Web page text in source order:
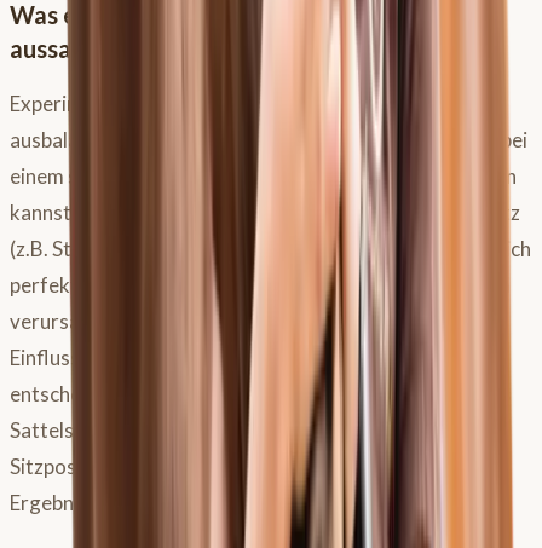
Was eine Satteldruckmessung dir wirklich
aussagt
Experimente haben gezeigt, dass du mit einem
ausbalancierten Sitz und guter Körperspannung selbst bei
einem schlecht passenden Sattel Druckspitzen abflachen
kannst. Umgekehrt kannst du durch einen schlechten Sitz
(z.B. Stuhlsitz, klemmende Knie) bei einem augenscheinlich
perfekt passenden
Pferdesattel
extreme Druckspitzen
verursachen. Du als Reiter hast also einen massiven
Einfluss. Die Standardisierung ist bei Druckmessungen
entscheidend. Schon eine leicht veränderte Position des
Sattels auf der Messmatte oder eine veränderte
Sitzposition deinerseits kann zu komplett anderen
Ergebnissen führen.